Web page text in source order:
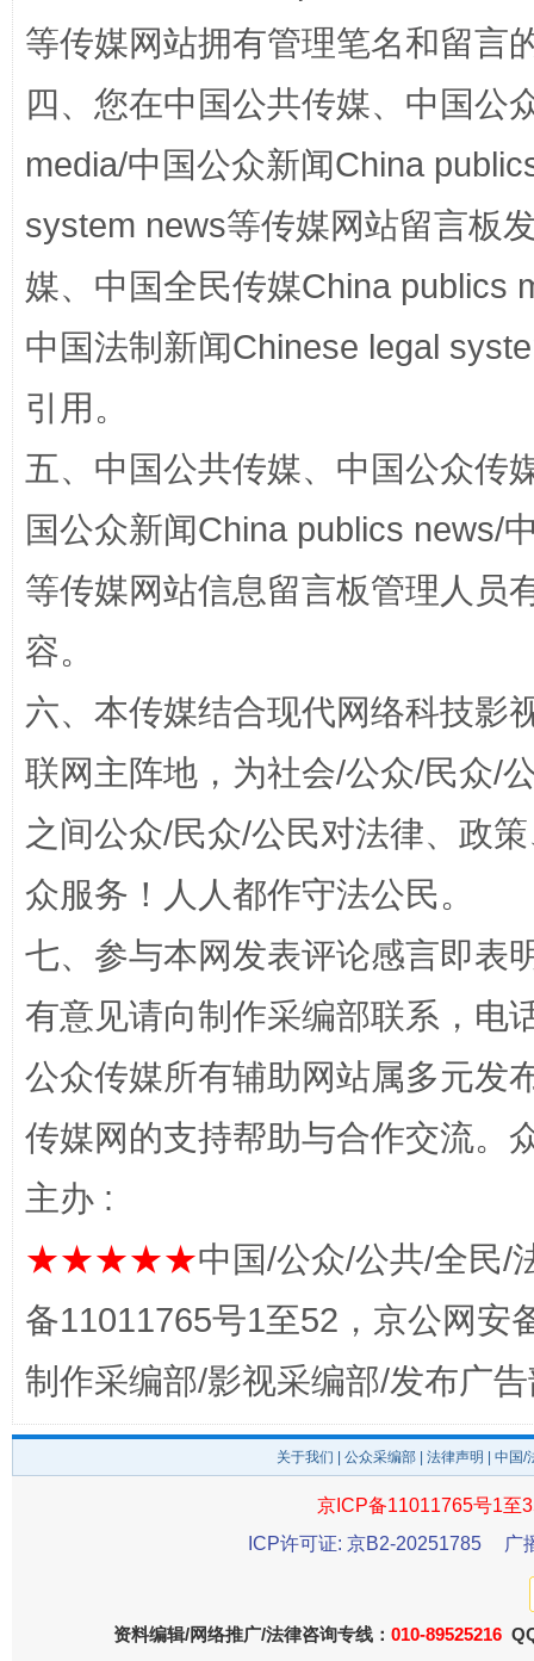
国家大学科技园优化重塑工作
扯下公款旅游的“隐身衣” 如何以
“蜀中异人”王建安的艺术幻境
完善运行机制助力责任有效落实 一纸欠
东山县通报“牛蛙产品抗生素超标问题” 法
等传媒网站拥有管理笔名和留言
四、您在中国公共传媒、中国公
media/中国公众新闻China
system news等传媒网站留言板
媒、中国全民传媒China publics
中国法制新闻Chinese legal
引用。
五、中国公共传媒、中国公众传
国公众新闻China publics news/
等传媒网站信息留言板管理人员
容。
六、本传媒结合现代网络科技影
联网主阵地，为社会/公众/民众/
之间公众/民众/公民对法律、政
众服务！人人都作守法公民。
七、参与本网发表评论感言即表
有意见请向制作采编部联系，电
公众传媒所有辅助网站属多元发
传媒网的支持帮助与合作交流。
主办 :
★★★★★中国/公众/公共/全民/
备11011765号1至52，京公网安
制作采编部/影视采编部/发布广
关于我们 公众采编部 法律声明 | 中国
京ICP备11011765号1至
ICP许可证: 京B2-20251785
广
资料编辑/网络推广/法律咨询专线： 010-89525216